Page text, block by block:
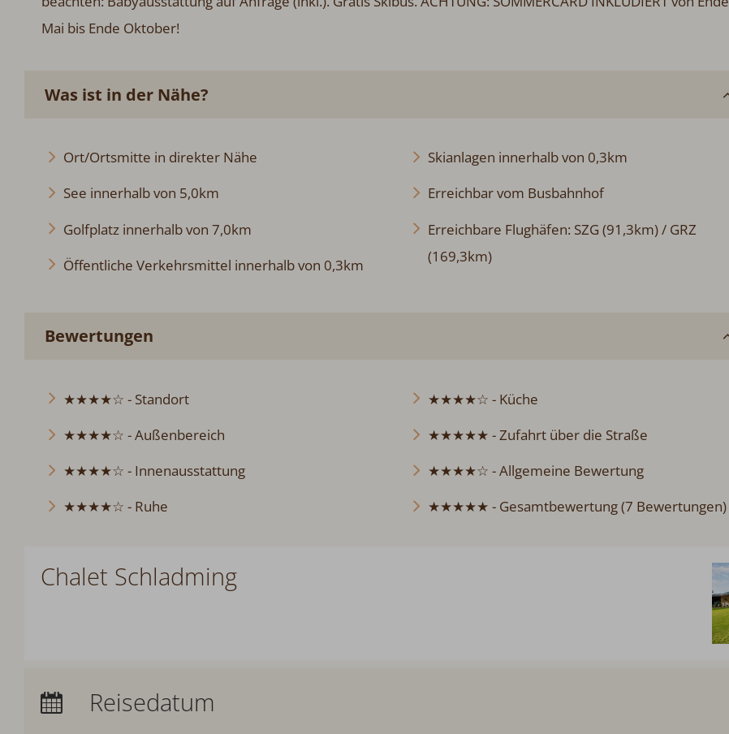
Mai bis Ende Oktober!
Was ist in der Nähe?
Ort/Ortsmitte in direkter Nähe
See innerhalb von 5,0km
Golfplatz innerhalb von 7,0km
Öffentliche Verkehrsmittel innerhalb von 0,3km
Skianlagen innerhalb von 0,3km
Erreichbar vom Busbahnhof
Erreichbare Flughäfen: SZG (91,3km) / GRZ
(169,3km)
Bewertungen
★★★★☆ - Standort
★★★★☆ - Außenbereich
★★★★☆ - Innenausstattung
★★★★☆ - Ruhe
★★★★☆ - Küche
★★★★★ - Zufahrt über die Straße
★★★★☆ - Allgemeine Bewertung
★★★★★ - Gesamtbewertung (7 Bewertungen)
Chalet Schladming
Übernachtungen:
Reisedatum